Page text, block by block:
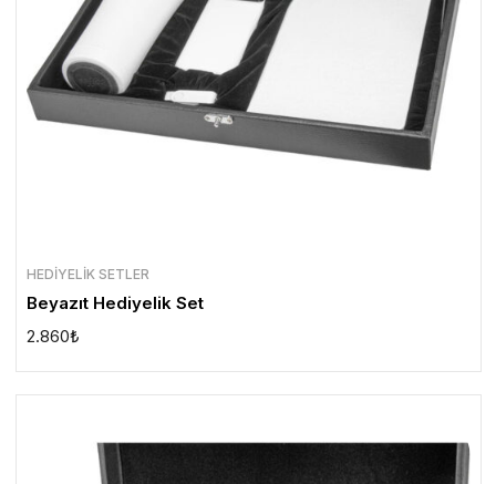
HEDIYELIK SETLER
Beyazıt Hediyelik Set
2.860₺